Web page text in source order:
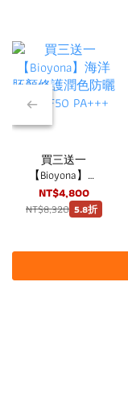
買三送一
【Bioyona】海
洋胚顏修護潤色
防曬霜 SPF50
PA+++
NT$4,800
NT$8,320 5.8折